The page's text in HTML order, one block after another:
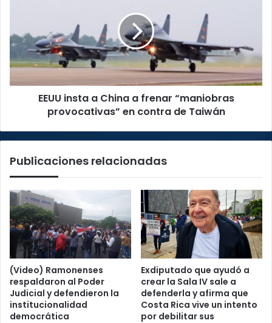
a
frenar
“maniobras
provocativas”
en
EEUU insta a China a frenar “maniobras
provocativas” en contra de Taiwán
Publicaciones relacionadas
(Video) Ramonenses
respaldaron al Poder
Judicial y defendieron la
institucionalidad
democrática
Exdiputado que ayudó a
crear la Sala IV sale a
defenderla y afirma que
Costa Rica vive un intento
por debilitar sus